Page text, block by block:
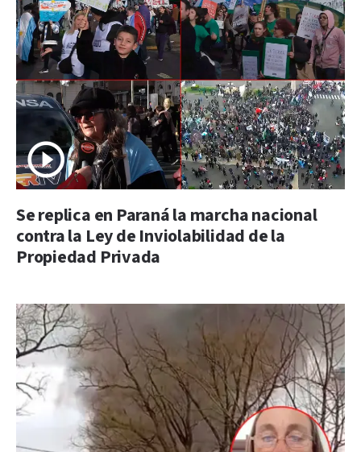
Se replica en Paraná la marcha nacional
contra la Ley de Inviolabilidad de la
Propiedad Privada